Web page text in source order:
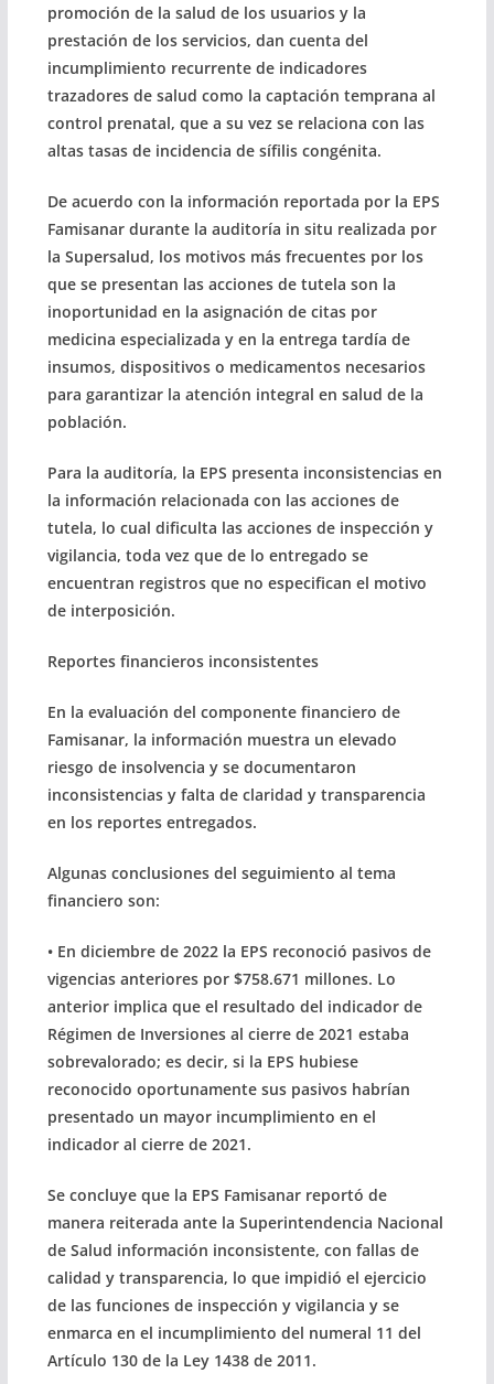
promoción de la salud de los usuarios y la
prestación de los servicios, dan cuenta del
incumplimiento recurrente de indicadores
trazadores de salud como la captación temprana al
control prenatal, que a su vez se relaciona con las
altas tasas de incidencia de sífilis congénita.
De acuerdo con la información reportada por la EPS
Famisanar durante la auditoría in situ realizada por
la Supersalud, los motivos más frecuentes por los
que se presentan las acciones de tutela son la
inoportunidad en la asignación de citas por
medicina especializada y en la entrega tardía de
insumos, dispositivos o medicamentos necesarios
para garantizar la atención integral en salud de la
población.
Para la auditoría, la EPS presenta inconsistencias en
la información relacionada con las acciones de
tutela, lo cual dificulta las acciones de inspección y
vigilancia, toda vez que de lo entregado se
encuentran registros que no especifican el motivo
de interposición.
Reportes financieros inconsistentes
En la evaluación del componente financiero de
Famisanar, la información muestra un elevado
riesgo de insolvencia y se documentaron
inconsistencias y falta de claridad y transparencia
en los reportes entregados.
Algunas conclusiones del seguimiento al tema
financiero son:
• En diciembre de 2022 la EPS reconoció pasivos de
vigencias anteriores por $758.671 millones. Lo
anterior implica que el resultado del indicador de
Régimen de Inversiones al cierre de 2021 estaba
sobrevalorado; es decir, si la EPS hubiese
reconocido oportunamente sus pasivos habrían
presentado un mayor incumplimiento en el
indicador al cierre de 2021.
Se concluye que la EPS Famisanar reportó de
manera reiterada ante la Superintendencia Nacional
de Salud información inconsistente, con fallas de
calidad y transparencia, lo que impidió el ejercicio
de las funciones de inspección y vigilancia y se
enmarca en el incumplimiento del numeral 11 del
Artículo 130 de la Ley 1438 de 2011.